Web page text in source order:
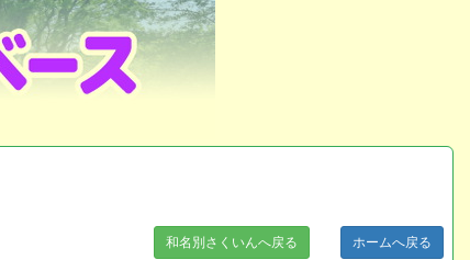
和名別さくいんへ戻る ホームへ戻る